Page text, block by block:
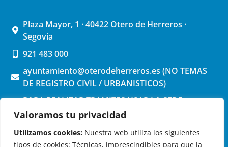
Valoramos tu privacidad
Utilizamos cookies: Nuestra web utiliza los siguientes
tipos de cookies: Técnicas, imprescindibles para que la
Plaza Mayor, 1 · 40422 Otero de Herreros ·
Segovia
921 483 000
ayuntamiento@oterodeherreros.es (NO TEMAS
DE REGISTRO CIVIL / URBANISTICOS)
PARA REALIZAR TRAMITES USAR LA SEDE
ELECTRONICA (pinchar aquí)